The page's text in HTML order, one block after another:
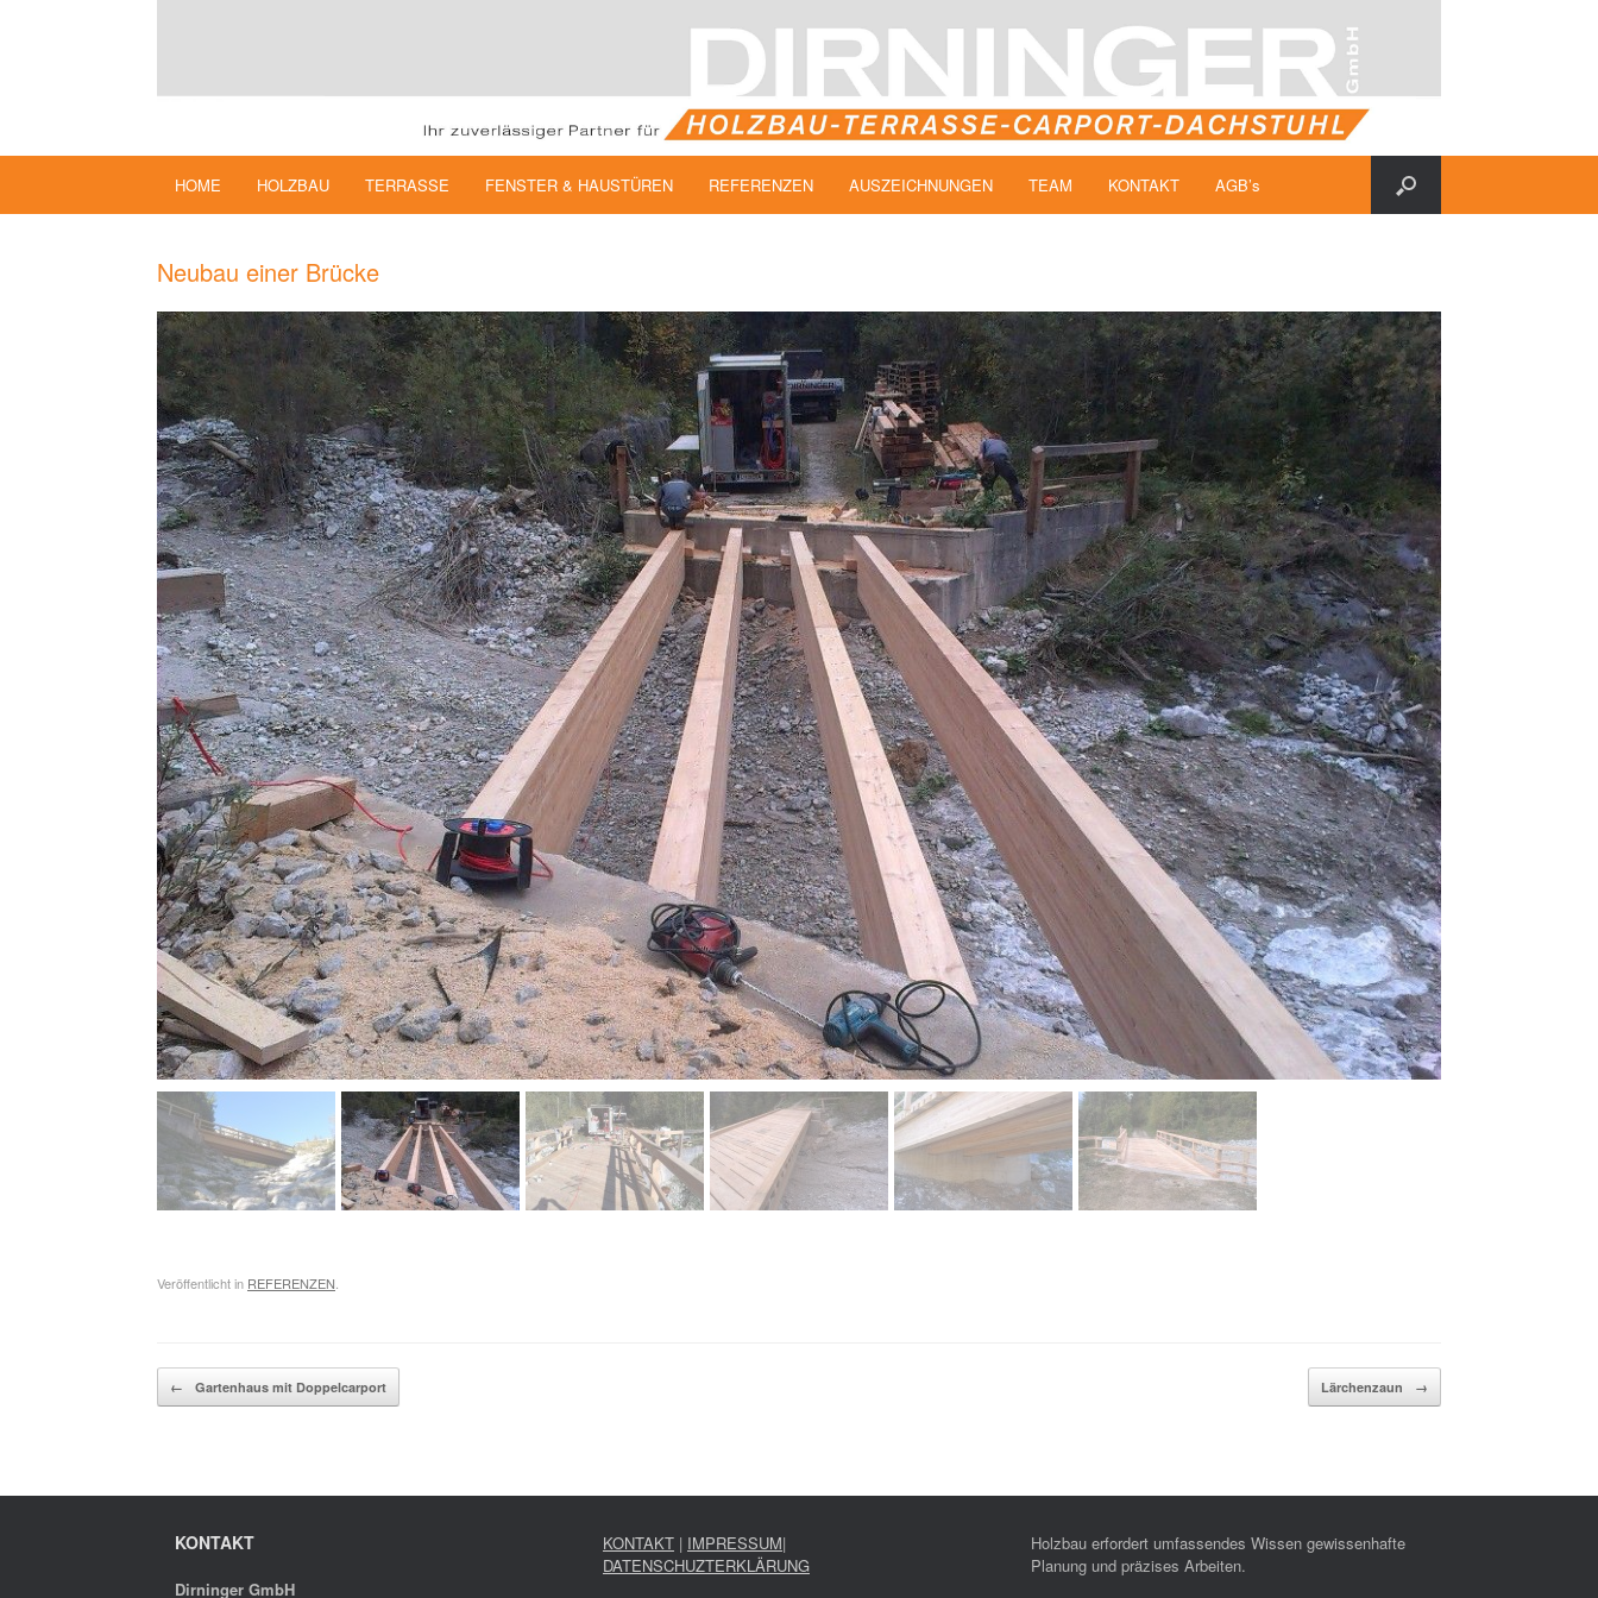
HOME HOLZBAU TERRASSE FENSTER & HAUSTÜREN REFERENZEN AUSZEICHNUNGEN TEAM KONTAKT AGB’s
Neubau einer Brücke
Veröffentlicht in REFERENZEN
Beitragsnavigation
← Gartenhaus mit Doppelcarport Lärchenzaun →
KONTAKT
Dirninger GmbH
KONTAKT| IMPRESSUM|
DATENSCHUZTERKLÄRUNG
Holzbau erfordert umfassendes Wissen gewissenhafte
Planung und präzises Arbeiten.